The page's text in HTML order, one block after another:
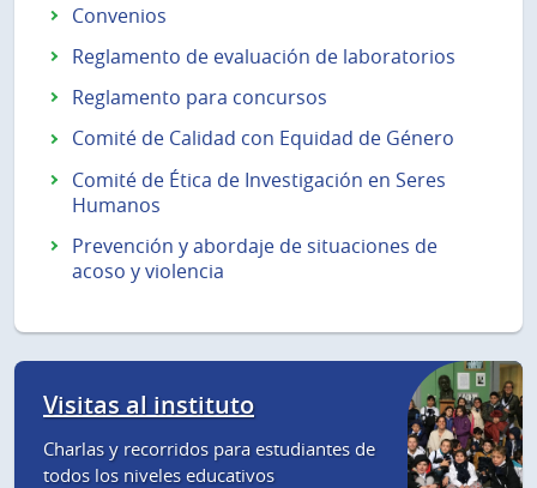
Convenios
Reglamento de evaluación de laboratorios
Reglamento para concursos
Comité de Calidad con Equidad de Género
Comité de Ética de Investigación en Seres
Humanos
Prevención y abordaje de situaciones de
acoso y violencia
Visitas al instituto
Charlas y recorridos para estudiantes de
todos los niveles educativos